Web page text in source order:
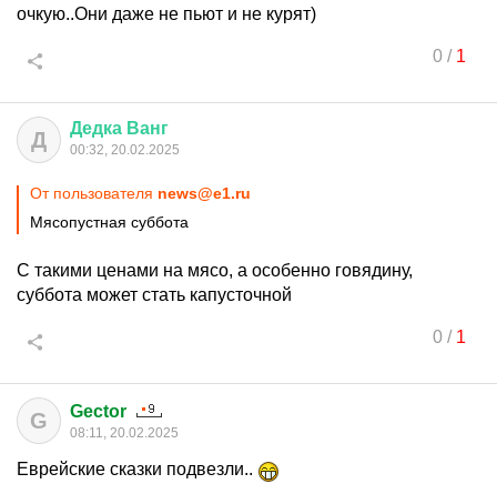
очкую..Они даже не пьют и не курят)
0/ 1
Д Дедка Ванг
00:32, 20.02.2025
От пользователя news@e1.ru
Мясопустная суббота
С такими ценами на мясо, а особенно говядину,
суббота может стать капусточной
0/ 1
G Gector
08:11, 20.02.2025
Еврейские сказки подвезли..